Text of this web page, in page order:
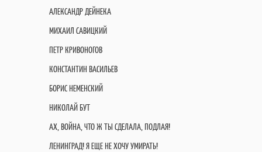
АЛЕКСАНДР ДЕЙНЕКА
МИХАИЛ САВИЦКИЙ
ПЕТР КРИВОНОГОВ
КОНСТАНТИН ВАСИЛЬЕВ
БОРИС НЕМЕНСКИЙ
НИКОЛАЙ БУТ
АХ, ВОЙНА, ЧТО Ж ТЫ СДЕЛАЛА, ПОДЛАЯ!
ЛЕНИНГРАД! Я ЕЩЕ НЕ ХОЧУ УМИРАТЬ!